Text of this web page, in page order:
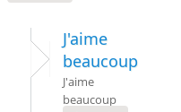
J'aime
beaucoup
J'aime
beaucoup